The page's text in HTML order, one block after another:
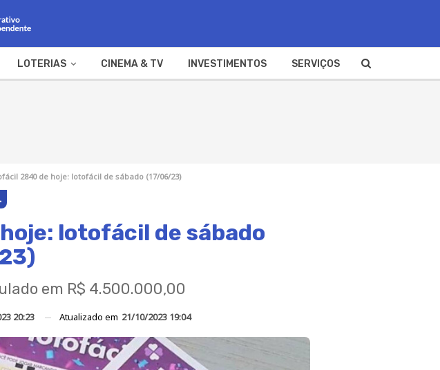
LOTERIAS CINEMA & TV INVESTIMENTOS SERVIÇOS
2840 de hoje: lotofácil de sábado (17/06/23)
lotofácil de sábado
em R$ 4.500.000,00
20:23 Atualizado em 21/10/2023 19:04